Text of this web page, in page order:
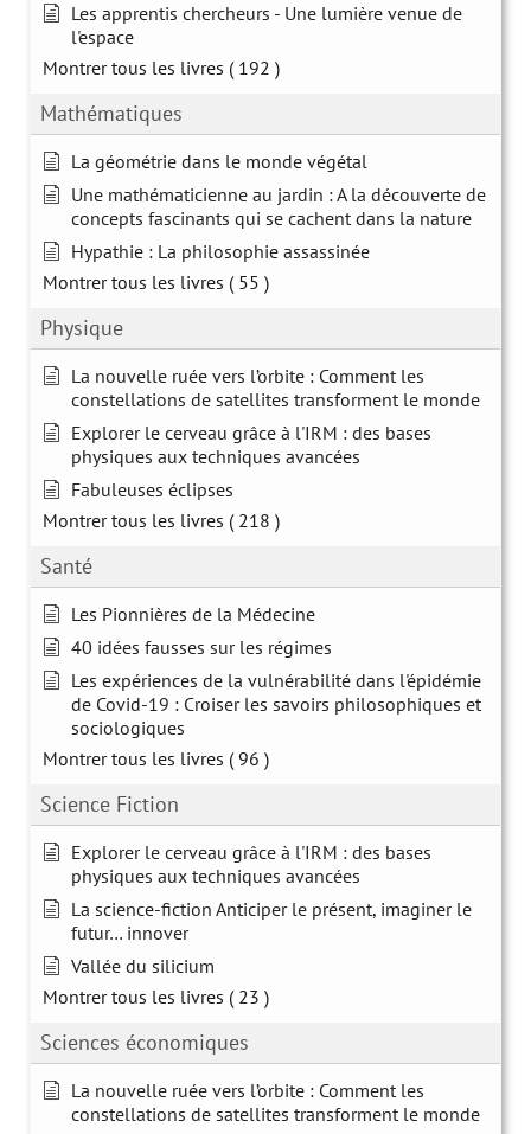
Les apprentis chercheurs - Une lumière venue de
l'espace
Montrer tous les livres ( 192 )
Mathématiques
La géométrie dans le monde végétal
Une mathématicienne au jardin : A la découverte de
concepts fascinants qui se cachent dans la nature
Hypathie : La philosophie assassinée
Montrer tous les livres ( 55 )
Physique
La nouvelle ruée vers l’orbite : Comment les
constellations de satellites transforment le monde
Explorer le cerveau grâce à l'IRM : des bases
physiques aux techniques avancées
Fabuleuses éclipses
Montrer tous les livres ( 218 )
Santé
Les Pionnières de la Médecine
40 idées fausses sur les régimes
Les expériences de la vulnérabilité dans l'épidémie
de Covid-19 : Croiser les savoirs philosophiques et
sociologiques
Montrer tous les livres ( 96 )
Science Fiction
Explorer le cerveau grâce à l'IRM : des bases
physiques aux techniques avancées
La science-fiction Anticiper le présent, imaginer le
futur… innover
Vallée du silicium
Montrer tous les livres ( 23 )
Sciences économiques
La nouvelle ruée vers l’orbite : Comment les
constellations de satellites transforment le monde